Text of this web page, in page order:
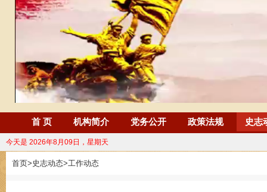
首 页 机构简介 党务公开 政策法规 史志
今天是 2026年8月09日，星期天
首页>史志动态>工作动态